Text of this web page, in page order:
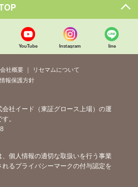
YouTube Instagram line
会社概要
リセマムについて
報保護方針
会社イード（東証グロース上場）の運
。
、個人情報の適切な取扱いを行う事業
れるプライバシーマークの付与認定を